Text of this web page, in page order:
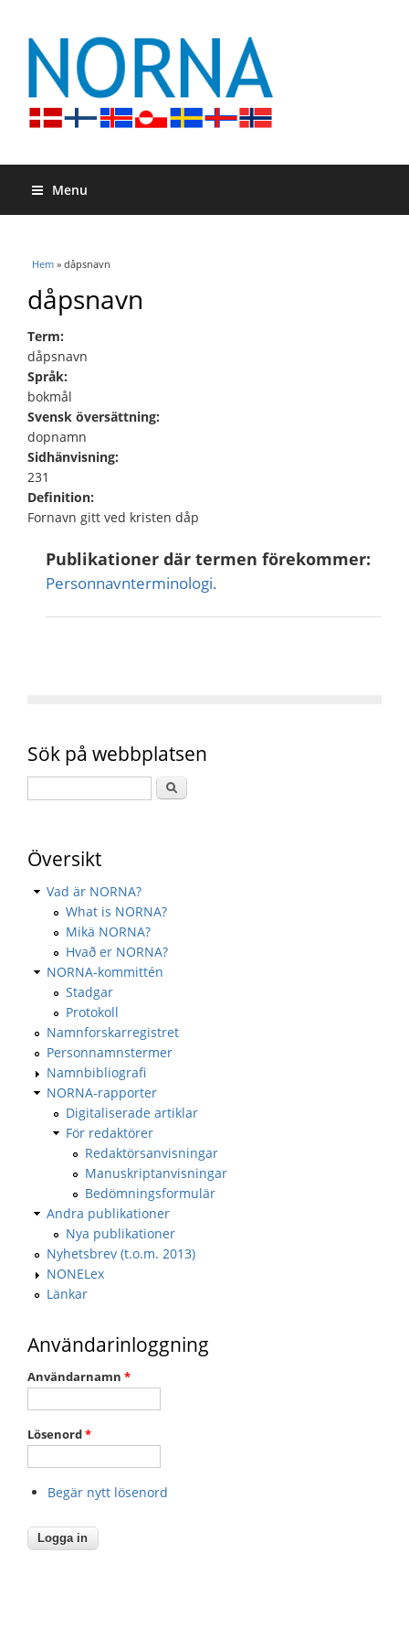
Menu
Du är här
Hem » dåpsnavn
dåpsnavn
Term:
dåpsnavn
Språk:
bokmål
Svensk översättning:
dopnamn
Sidhänvisning:
231
Definition:
Fornavn gitt ved kristen dåp
Publikationer där termen förekommer:
Personnavnterminologi.
Sök på webbplatsen
Översikt
Vad är NORNA?
What is NORNA?
Mikä NORNA?
Hvað er NORNA?
NORNA-kommittén
Stadgar
Protokoll
Namnforskarregistret
Personnamnstermer
Namnbibliografi
NORNA-rapporter
Digitaliserade artiklar
För redaktörer
Redaktörsanvisningar
Manuskriptanvisningar
Bedömningsformulär
Andra publikationer
Nya publikationer
Nyhetsbrev (t.o.m. 2013)
NONELex
Länkar
Användarinloggning
Användarnamn *
Lösenord*
Begär nytt lösenord